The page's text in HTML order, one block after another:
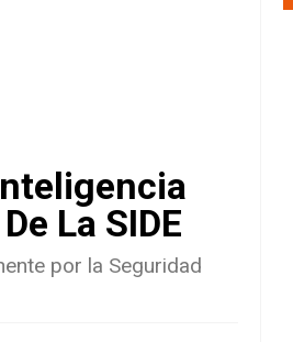
La SIDE
por la Seguridad